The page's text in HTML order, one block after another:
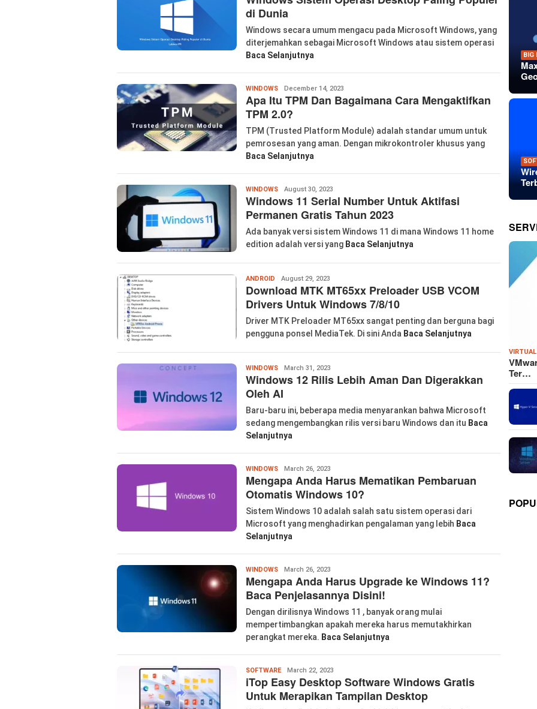
di Dunia
Windows secara umum mengacu pada Microsoft Windows, yang
diterjemahkan sebagai Microsoft Windows atau sistem operasi
Baca Selanjutnya
WINDOWSWanglu
Piao
December 14, 2023
Apa Itu TPM Dan Bagaimana Cara Mengaktifkan
TPM 2.0?
TPM (Trusted Platform Module) adalah standar umum untuk
pemrosesan yang aman. Dengan mikrokontroler khusus yang
Baca Selanjutnya
WINDOWSWanglu
Piao
August 30, 2023
Windows 11 Serial Number Untuk Aktifasi
Permanen Gratis Tahun 2023
Ada banyak versi sistem Windows 11 di mana Windows 11 home
edition adalah versi yang Baca Selanjutnya
ANDROID Wanglu
Piao
August 29, 2023
Download MTK MT65xx Preloader USB VCOM
Drivers Untuk Windows 7/8/10
Driver MTK Preloader MT65xx sangat penting dan berguna bagi
pengguna ponsel MediaTek. Di sini Anda Baca Selanjutnya
WINDOWSlabkom99
March 31, 2023
Windows 12 Rilis Lebih Aman Dan Digerakkan
Oleh AI
Baru-baru ini, beberapa media menyarankan bahwa Microsoft
sedang mengembangkan rilis versi baru Windows dan itu Baca
Selanjutnya
WINDOWSWanglu
Piao
March 26, 2023
Mengapa Anda Harus Mematikan Pembaruan
Otomatis Windows 10?
Sistem Windows 10 adalah salah satu sistem operasi dari
Microsoft yang menghadirkan pengalaman yang lebih Baca
Selanjutnya
WINDOWSWanglu
Piao
March 26, 2023
Mengapa Anda Harus Upgrade ke Windows 11?
Baca Penjelasannya Disini!
Dengan dirilisnya Windows 11 , banyak orang mulai
mempertimbangkan apakah mereka harus memutakhirkan
perangkat mereka. Baca Selanjutnya
SOFTWAREWanglu
Piao
March 22, 2023
iTop Easy Desktop Software Windows Gratis
Untuk Merapikan Tampilan Desktop
BIG
VIRTUAL
Ter…